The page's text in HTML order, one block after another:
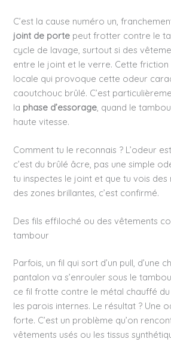
C’est la cause numéro un,
joint de porte peut frotter contre le
cycle de lavage, surtout si des
entre le joint et le verre. Cette friction
locale qui provoque cette odeur
caoutchouc brûlé. C’est
la phase d’essorage , quand le
haute vitesse.
Comment tu le reconnais ? L’odeur
c’est du brûlé âcre, pas une simple
tu inspectes le joint et que tu vois
des zones brillantes, c’est confirmé.
Des fils effiloché ou des vêtements
tambour
Parfois, un fil qui sort d’un pull, d’une
pantalon va s’enrouler sous le
ce fil frotte contre le métal chauffé
les parois internes. Le résultat ? Une
forte. C’est un problème qu’on
vêtements usés ou les tissus